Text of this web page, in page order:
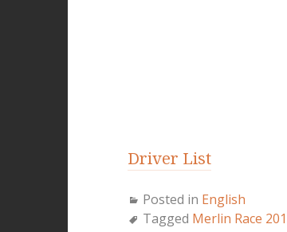
Driver List
Posted in English
Tagged Merlin Race